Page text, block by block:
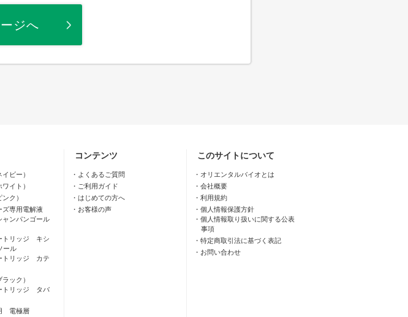
ジへ
ビー）
イト）
ク）
ズ専用電解液
ャンパンゴール
トリッジ キシ
ール
トリッジ カテ
ック）
トリッジ タバ
電極層
コンテンツ
よくあるご質問
ご利用ガイド
はじめての方へ
お客様の声
このサイトについて
オリエンタルバイオとは
会社概要
利用規約
個人情報保護方針
個人情報取り扱いに関する公表
事項
特定商取引法に基づく表記
お問い合わせ